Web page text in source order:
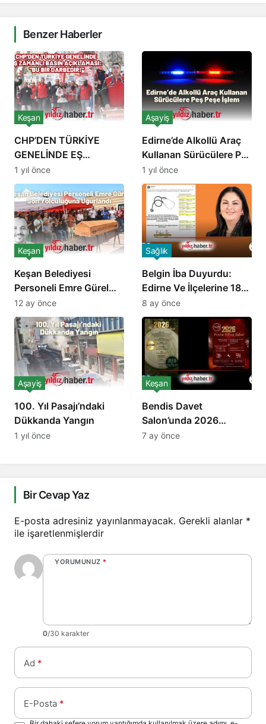
Benzer Haberler
CHP’DEN TÜRKİYE
GENELİNDE EŞ
ZAMANLI BASIN
AÇIKLAMASI: “BU BİR
DARBEDİR!”
Keşan
1 yıl önce
Edirne’de Alkollü Araç
Kullanan Sürücülere Peş
Peşe İşlem
Aşayiş
1 yıl önce
Keşan Belediyesi
Personeli Emre Gürel
Son Yolculuğuna
Uğurlandı
Keşan
12 ay önce
Belgin İba Duyurdu:
Edirne Ve İlçelerine 18
Hekim Ataması
Yapılacak
Sağlık
8 ay önce
100. Yıl Pasajı’ndaki
Dükkanda Yangın
Aşayiş
1 yıl önce
Bendis Davet
Salon’unda 2026
Pandur Yılbaşı Galası:
Keşan
7 ay önce
Bir Cevap Yaz
E-posta adresiniz yayınlanmayacak. Gerekli alanlar *
ile işaretlenmişlerdir
YORUMUNUZ *
0/30 karakter
Ad *
E-Posta *